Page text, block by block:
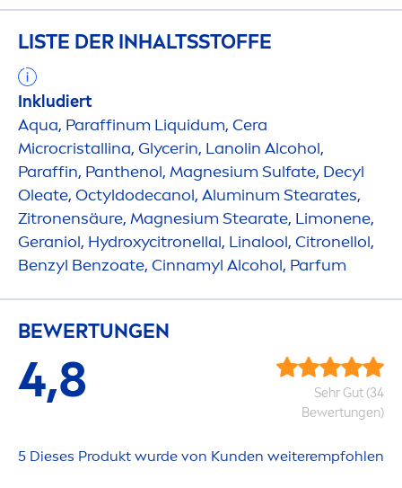
LISTE DER INHALTSSTOFFE
Inkludiert
Aqua, Paraffinum Liquidum, Cera
Microcristallina, Glycerin, Lanolin Alcohol,
Paraffin, Panthenol, Magnesium Sulfate, Decyl
Oleate, Octyldodecanol, Aluminum Stearates,
Zitronensäure, Magnesium Stearate, Limonene,
Geraniol, Hydroxycitronellal, Linalool, Citronellol,
Benzyl Benzoate, Cinnamyl Alcohol, Parfum
BEWERTUNGEN
4,8
Sehr Gut (34
Bewertungen)
5 Dieses Produkt wurde von Kunden weiterempfohlen